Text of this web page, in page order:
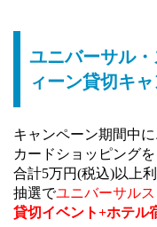
ユニバーサル
ィーン貸切キ
キャンペーン期間中
カードショッピングを
合計5万円(税込)以上利
抽選でユニバーサル
貸切イベント+ホテル